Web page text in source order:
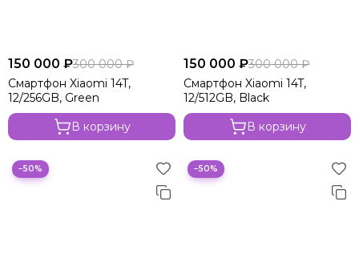
150 000 ₽300 000 ₽
Смартфон Xiaomi 14T,
12/256GB, Green
В корзину
150 000 ₽300 000 ₽
Смартфон Xiaomi 14T,
12/512GB, Black
В корзину
−50% −50%